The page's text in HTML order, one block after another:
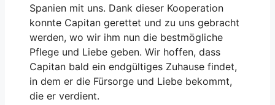
Spanien mit uns. Dank dieser Kooperation
konnte Capitan gerettet und zu uns gebracht
werden, wo wir ihm nun die bestmögliche
Pflege und Liebe geben. Wir hoffen, dass
Capitan bald ein endgültiges Zuhause findet,
in dem er die Fürsorge und Liebe bekommt,
die er verdient.